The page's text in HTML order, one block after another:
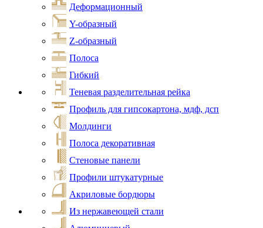
Деформационный
Y-образный
Z-образный
Полоса
Гибкий
Теневая разделительная рейка
Профиль для гипсокартона, мдф, дсп
Молдинги
Полоса декоративная
Стеновые панели
Профили штукатурные
Акриловые бордюры
Из нержавеющей стали